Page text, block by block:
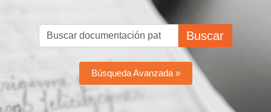
Buscar
Búsqueda Avanzada »